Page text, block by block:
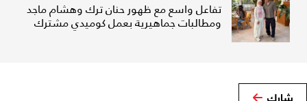
تفاعل واسع مع ظهور حنان ترك وهشام ماجد
ومطالبات جماهيرية بعمل كوميدي مشترك
شارك